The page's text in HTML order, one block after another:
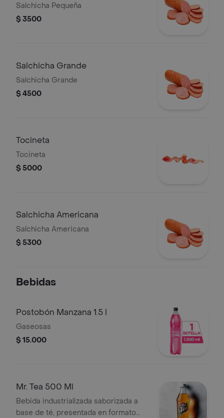
Salchicha Pequeña
$ 3500
Salchicha Grande
Salchicha Grande
$ 4500
Tocineta
Tocineta
$ 5000
Salchicha Americana
Salchicha Americana
$ 5300
Bebidas
Postobón Manzana 1.5 l
Gaseosas
$ 15.000
Mr. Tea 500 Ml
Bebida industrializada saborizada a
base de té, presentada en formato